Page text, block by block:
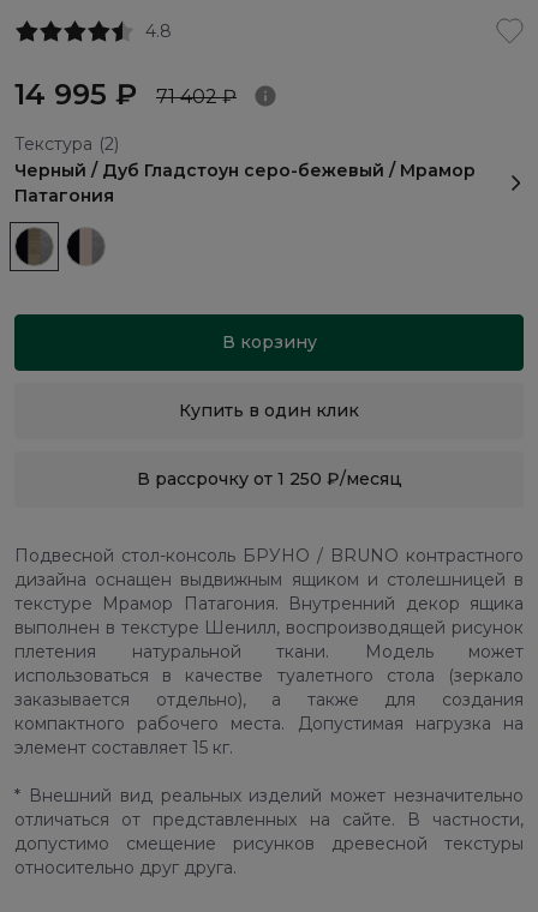
4.8
14 995 ₽ 71 402 ₽
Текстура (2)
Черный / Дуб Гладстоун серо-бежевый / Мрамор
Патагония
В корзину
Купить в один клик
В рассрочку от 1 250 ₽/месяц
Подвесной стол-консоль БРУНО / BRUNO контрастного
дизайна оснащен выдвижным ящиком и столешницей в
текстуре Мрамор Патагония. Внутренний декор ящика
выполнен в текстуре Шенилл, воспроизводящей рисунок
плетения натуральной ткани. Модель может
использоваться в качестве туалетного стола (зеркало
заказывается отдельно), а также для создания
компактного рабочего места. Допустимая нагрузка на
элемент составляет 15 кг.
* Внешний вид реальных изделий может незначительно
отличаться от представленных на сайте. В частности,
допустимо смещение рисунков древесной текстуры
относительно друг друга.